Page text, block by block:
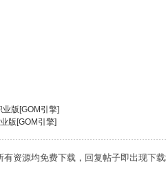
版[GOM引擎]
版[GOM引擎]
资源均免费下载，回复帖子即出现下